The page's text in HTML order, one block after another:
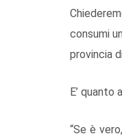
consumi
provincia
E’ quanto
“Se è